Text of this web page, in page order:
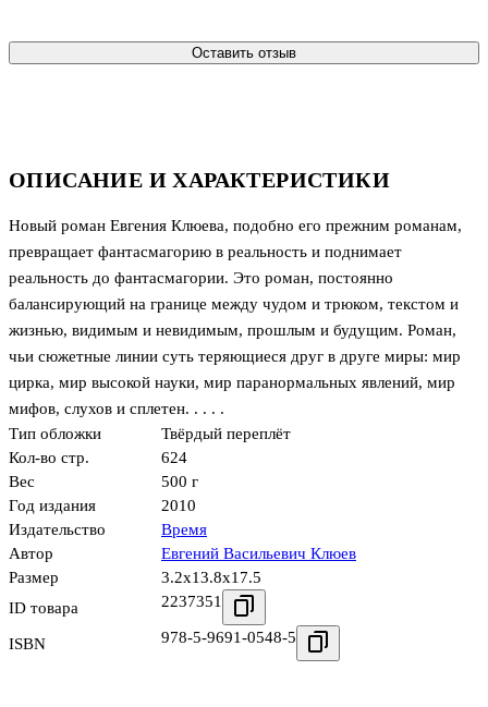
ОПИСАНИЕ И ХАРАКТЕРИСТИКИ
Новый роман Евгения Клюева, подобно его прежним романам,
превращает фантасмагорию в реальность и поднимает
реальность до фантасмагории. Это роман, постоянно
балансирующий на границе между чудом и трюком, текстом и
жизнью, видимым и невидимым, прошлым и будущим. Роман,
чьи сюжетные линии суть теряющиеся друг в друге миры: мир
цирка, мир высокой науки, мир паранормальных явлений, мир
мифов, слухов и сплетен. . . . .
Тип обложки
Твёрдый переплёт
Кол-во стр.
624
Вес
500 г
Год издания
2010
Издательство
Время
Автор
Евгений Васильевич Клюев
Размер
3.2x13.8x17.5
ID товара
2237351
ISBN 978-5-9691-0548-5
Оставить отзыв